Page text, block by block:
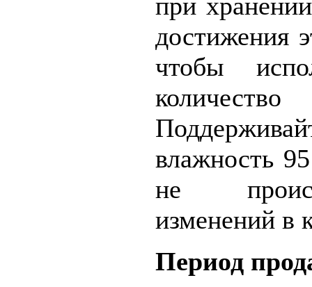
достижения
чтобы
влажность
не
изменений в
Период